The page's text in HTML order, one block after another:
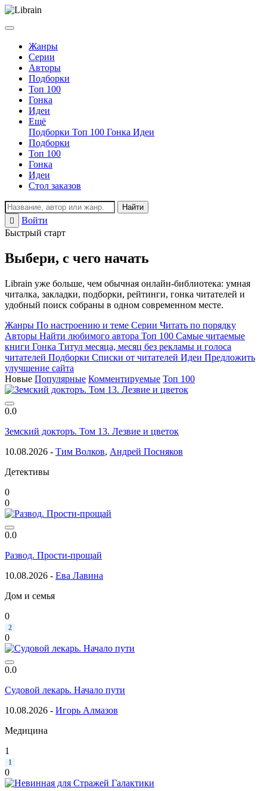
Жанры
Серии
Авторы
Подборки
Топ 100
Гонка
Идеи
Ещё
Подборки Топ 100 Гонка Идеи
Подборки
Топ 100
Гонка
Идеи
Стол заказов
Найти
Войти
Быстрый старт
Выбери, с чего начать
Librain уже больше, чем обычная онлайн-библиотека: умная
читалка, закладки, подборки, рейтинги, гонка читателей и
удобный поиск собраны в одном современном месте.
Жанры По настроению и теме Серии Читать по порядку
Авторы Найти любимого автора Топ 100 Самые читаемые
книги Гонка Титул месяца, месяц без рекламы и голоса
читателей Подборки Списки от читателей Идеи Предложить
улучшение сайта
Новые Популярные Комментируемые Топ 100
0.0
Земский докторъ. Том 13. Лезвие и цветок
10.08.2026 - Тим Волков, Андрей Посняков
Детективы
0
0
0.0
Развод. Прости-прощай
10.08.2026 - Ева Лавина
Дом и семья
0
2
0
0.0
Судовой лекарь. Начало пути
10.08.2026 - Игорь Алмазов
Медицина
1
1
0